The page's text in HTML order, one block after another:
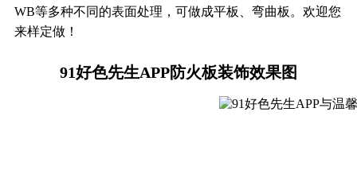
WB等多种不同的表面处理，可做成平板、弯曲板。欢迎您
来样定做！
91好色先生APP防火板装饰效果图